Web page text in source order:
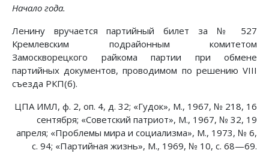
Начало года.
Ленину вручается партийный билет за № 527
Кремлевским подрайонным комитетом
Замоскворецкого райкома партии при обмене
партийных документов, проводимом по решению VIII
съезда РКП(б).
ЦПА ИМЛ, ф. 2, оп. 4, д. 32; «Гудок», М., 1967, № 218, 16
сентября; «Советский патриот», М., 1967, № 32, 19
апреля; «Проблемы мира и социализма», М., 1973, № 6,
с. 94; «Партийная жизнь», М., 1969, № 10, с. 68—69.